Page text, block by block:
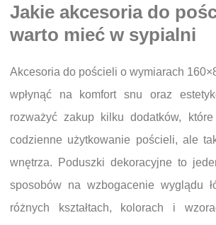
Jakie akcesoria do
warto mieć w sypialni
Akcesoria do pościeli o wymiarach
wpłynąć na komfort snu oraz
rozważyć zakup kilku dodatków,
codzienne użytkowanie pościeli, ale
wnętrza. Poduszki dekoracyjne to
sposobów na wzbogacenie wyglądu
różnych kształtach, kolorach i